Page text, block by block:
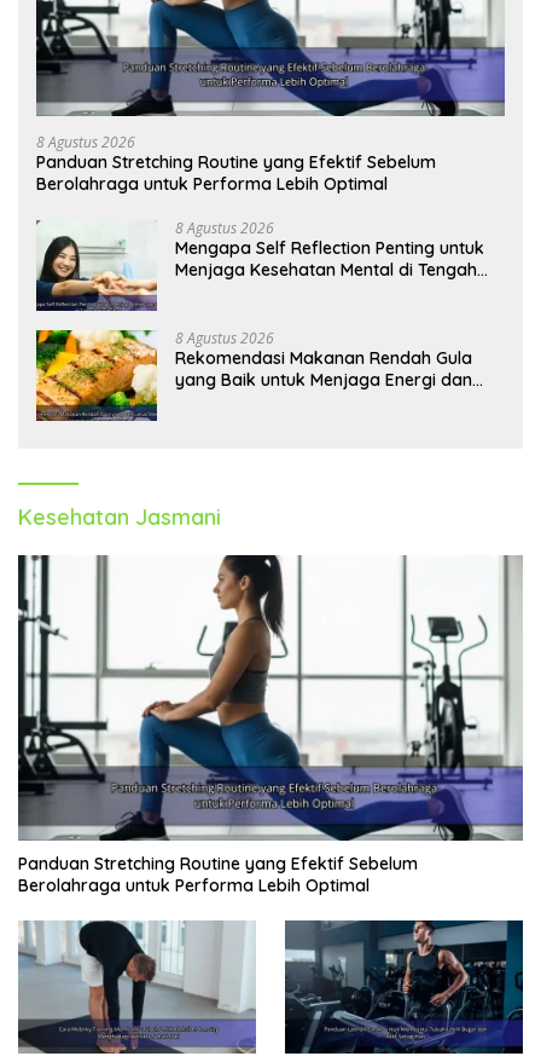
8 Agustus 2026
Panduan Stretching Routine yang Efektif Sebelum
Berolahraga untuk Performa Lebih Optimal
8 Agustus 2026
Mengapa Self Reflection Penting untuk
Menjaga Kesehatan Mental di Tengah
8 Agustus 2026
Rekomendasi Makanan Rendah Gula
yang Baik untuk Menjaga Energi dan
Kesehatan Jasmani
Panduan Stretching Routine yang Efektif Sebelum
Berolahraga untuk Performa Lebih Optimal